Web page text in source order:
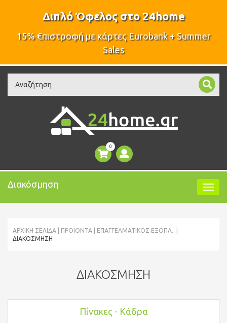
Διπλό Όφελος στο 24home
15% €πιστροφή με κάρτες Eurobank + Summer
Sales
Search
0
Διακόσμηση
ΑΡΧΙΚΉ ΣΕΛΊΔΑ ΠΡΟΪΌΝΤΑ
ΕΠΑΓΓΕΛΜΑΤΙΚΟΣ ΕΞΟΠΛ.
ΔΙΑΚΌΣΜΗΣΗ
ΔΙΑΚΌΣΜΗΣΗ
Πίνακες - Κάδρα